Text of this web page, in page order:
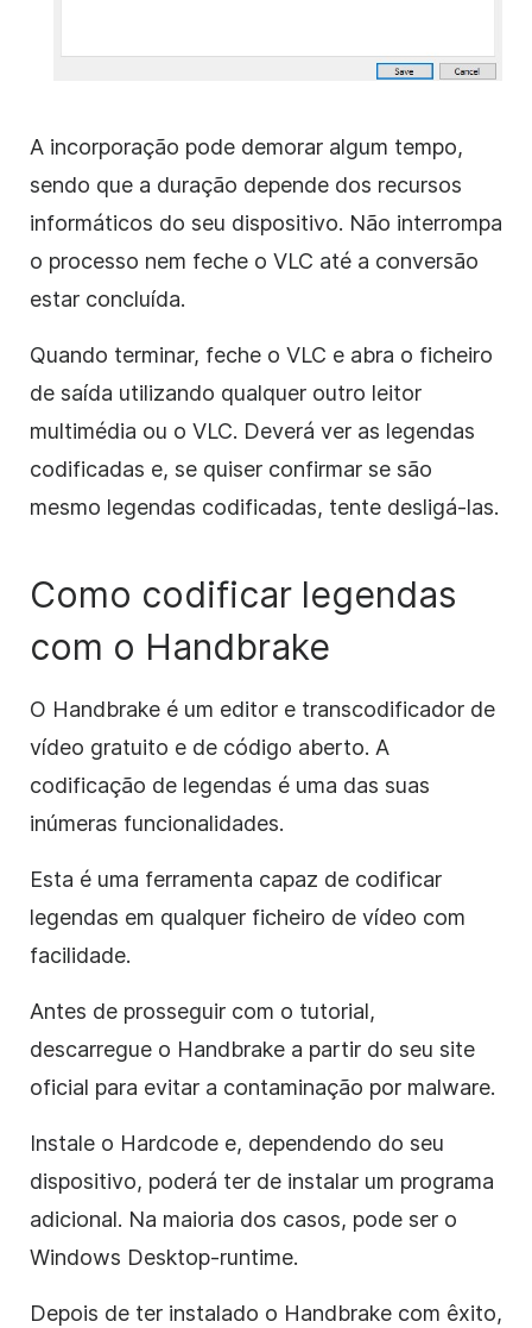
A incorporação pode demorar algum tempo,
sendo que a duração depende dos recursos
informáticos do seu dispositivo. Não interrompa
o processo nem feche o VLC até a conversão
estar concluída.
Quando terminar, feche o VLC e abra o ficheiro
de saída utilizando qualquer outro leitor
multimédia ou o VLC. Deverá ver as legendas
codificadas e, se quiser confirmar se são
mesmo legendas codificadas, tente desligá-las.
Como codificar legendas
com o Handbrake
O Handbrake é um editor e transcodificador de
vídeo gratuito e de código aberto. A
codificação de legendas é uma das suas
inúmeras funcionalidades.
Esta é uma ferramenta capaz de codificar
legendas em qualquer ficheiro de vídeo com
facilidade.
Antes de prosseguir com o tutorial,
descarregue o Handbrake a partir do seu site
oficial para evitar a contaminação por malware.
Instale o Hardcode e, dependendo do seu
dispositivo, poderá ter de instalar um programa
adicional. Na maioria dos casos, pode ser o
Windows Desktop-runtime.
Depois de ter instalado o Handbrake com êxito,